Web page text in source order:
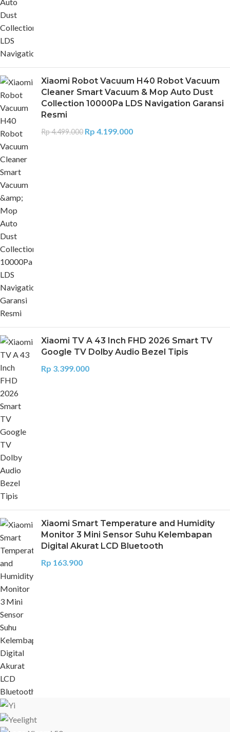
Xiaomi Robot Vacuum H40 Robot Vacuum
Cleaner Smart Vacuum & Mop Auto Dust
Collection 10000Pa LDS Navigation Garansi
Resmi
Rp4.499.000 Rp 4.199.000
Xiaomi TV A 43 Inch FHD 2026 Smart TV
Google TV Dolby Audio Bezel Tipis
Rp 3.399.000
Xiaomi Smart Temperature and Humidity
Monitor 3 Mini Sensor Suhu Kelembapan
Digital Akurat LCD Bluetooth
Rp 163.900